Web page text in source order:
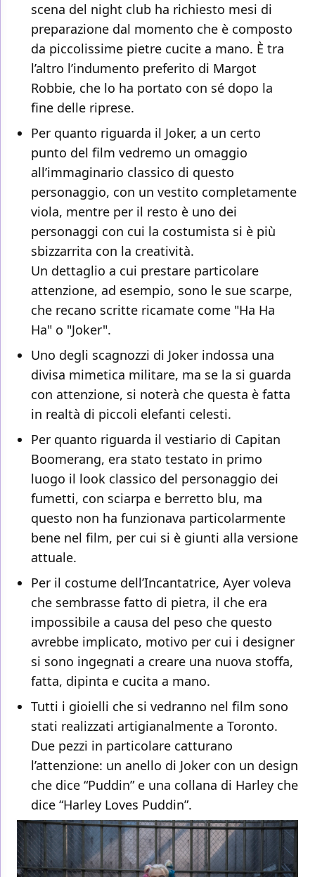
scena del night club ha richiesto mesi di
preparazione dal momento che è composto
da piccolissime pietre cucite a mano. È tra
l’altro l’indumento preferito di Margot
Robbie, che lo ha portato con sé dopo la
fine delle riprese.
Per quanto riguarda il Joker, a un certo
punto del film vedremo un omaggio
all’immaginario classico di questo
personaggio, con un vestito completamente
viola, mentre per il resto è uno dei
personaggi con cui la costumista si è più
sbizzarrita con la creatività.
Un dettaglio a cui prestare particolare
attenzione, ad esempio, sono le sue scarpe,
che recano scritte ricamate come "Ha Ha
Ha" o "Joker".
Uno degli scagnozzi di Joker indossa una
divisa mimetica militare, ma se la si guarda
con attenzione, si noterà che questa è fatta
in realtà di piccoli elefanti celesti.
Per quanto riguarda il vestiario di Capitan
Boomerang, era stato testato in primo
luogo il look classico del personaggio dei
fumetti, con sciarpa e berretto blu, ma
questo non ha funzionava particolarmente
bene nel film, per cui si è giunti alla versione
attuale.
Per il costume dell’Incantatrice, Ayer voleva
che sembrasse fatto di pietra, il che era
impossibile a causa del peso che questo
avrebbe implicato, motivo per cui i designer
si sono ingegnati a creare una nuova stoffa,
fatta, dipinta e cucita a mano.
Tutti i gioielli che si vedranno nel film sono
stati realizzati artigianalmente a Toronto.
Due pezzi in particolare catturano
l’attenzione: un anello di Joker con un design
che dice “Puddin” e una collana di Harley che
dice “Harley Loves Puddin”.